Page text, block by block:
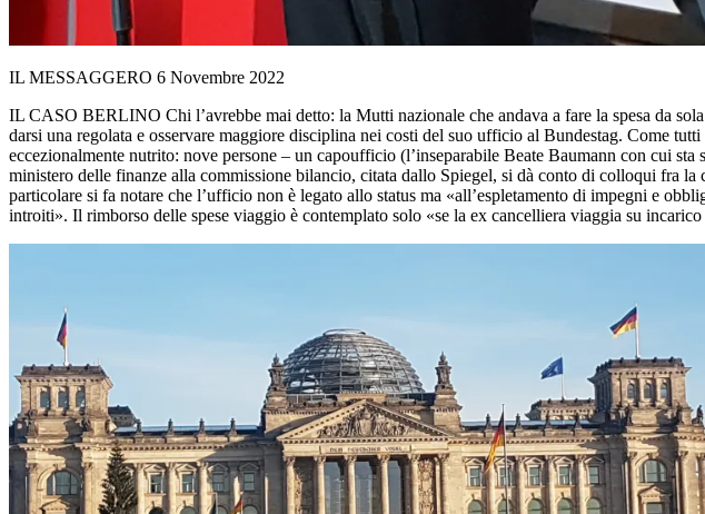
IL MESSAGGERO 6 Novembre 2022
IL CASO BERLINO Chi l’avrebbe mai detto: la Mutti nazionale che andava a fare la spesa da
darsi una regolata e osservare maggiore disciplina nei costi del suo ufficio al Bundestag. Come
eccezionalmente nutrito: nove persone – un capoufficio (l’inseparabile Beate Baumann con cui
ministero delle finanze alla commissione bilancio, citata dallo Spiegel, si dà conto di colloqui fra
particolare si fa notare che l’ufficio non è legato allo status ma «all’espletamento di impegni e
introiti». Il rimborso delle spese viaggio è contemplato solo «se la ex cancelliera viaggia su